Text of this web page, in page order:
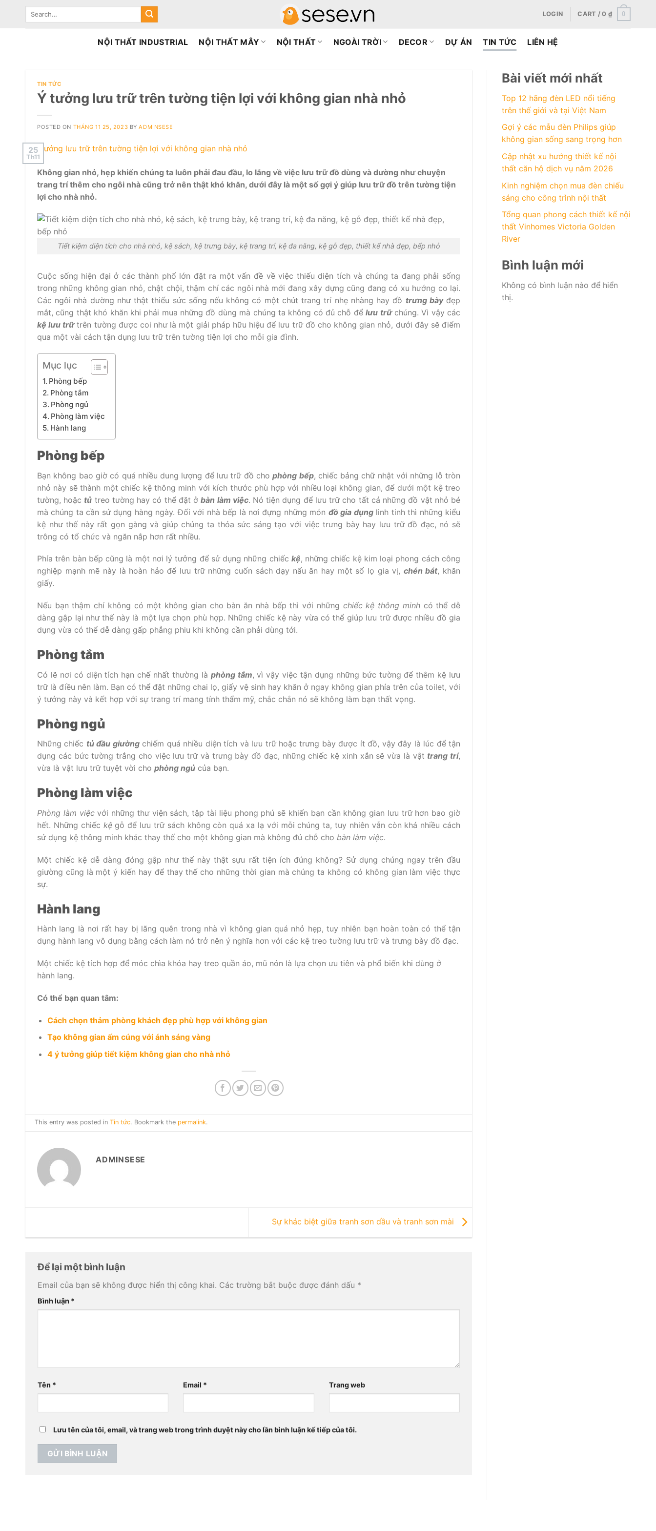
Search
LOGIN CART /0 ₫ 0
NỘI THẤT INDUSTRIAL NỘI THẤT MÂY NỘI THẤT NGOÀI TRỜI DECOR DỰ ÁN TIN TỨC LIÊN HỆ
TIN TỨC
Ý tưởng lưu trữ trên tường tiện lợi với không gian nhà nhỏ
POSTED ON THÁNG 11 25, 2023 BYADMINSESE
25
Th11
Không gian nhỏ, hẹp khiến chúng ta luôn phải đau đầu, lo lắng về việc lưu trữ đồ dùng và dường như chuyện
trang trí thêm cho ngôi nhà cũng trở nên thật khó khăn, dưới đây là một số gợi ý giúp lưu trữ đồ trên tường tiện
lợi cho nhà nhỏ.
Tiết kiệm diện tích cho nhà nhỏ, kệ sách, kệ trưng bày, kệ trang trí, kệ đa năng, kệ gỗ đẹp, thiết kế nhà đẹp, bếp nhỏ
Cuộc sống hiện đại ở các thành phố lớn đặt ra một vấn đề về việc thiếu diện tích và chúng ta đang phải sống
trong những không gian nhỏ, chật chội, thậm chí các ngôi nhà mới đang xây dựng cũng đang có xu hướng co lại.
Các ngôi nhà dường như thật thiếu sức sống nếu không có một chút trang trí nhẹ nhàng hay đồ trưng bàyđẹp
mắt, cũng thật khó khăn khi phải mua những đồ dùng mà chúng ta không có đủ chỗ đểlưu trữchúng. Vì vậy các
kệ lưu trữtrên tường được coi như là một giải pháp hữu hiệu để lưu trữ đồ cho không gian nhỏ, dưới đây sẽ điểm
qua một vài cách tận dụng lưu trữ trên tường tiện lợi cho mỗi gia đình.
Mục lục
Phòng bếp
Phòng tắm
Phòng ngủ
Phòng làm việc
Hành lang
Phòng bếp
Bạn không bao giờ có quá nhiều dung lượng để lưu trữ đồ chophòng bếp, chiếc bảng chữ nhật với những lỗ tròn
nhỏ này sẽ thành một chiếc kệ thông minh với kích thước phù hợp với nhiều loại không gian, để dưới một kệ treo
tường, hoặc tủ treo tường hay có thể đặt ởbàn làm việc. Nó tiện dụng để lưu trữ cho tất cả những đồ vật nhỏ bé
mà chúng ta cần sử dụng hàng ngày. Đối với nhà bếp là nơi đựng những món đồ gia dụnglinh tinh thì những kiểu
kệ như thế này rất gọn gàng và giúp chúng ta thỏa sức sáng tạo với việc trưng bày hay lưu trữ đồ đạc, nó sẽ
trông có tổ chức và ngăn nắp hơn rất nhiều.
Phía trên bàn bếp cũng là một nơi lý tưởng để sử dụng những chiếc kệ, những chiếc kệ kim loại phong cách công
nghiệp mạnh mẽ này là hoàn hảo để lưu trữ những cuốn sách dạy nấu ăn hay một số lọ gia vị, chén bát, khăn
giấy.
Nếu bạn thậm chí không có một không gian cho bàn ăn nhà bếp thì với những chiếc kệ thông minhcó thể dễ
dàng gập lại như thế này là một lựa chọn phù hợp. Những chiếc kệ này vừa có thể giúp lưu trữ được nhiều đồ gia
dụng vừa có thể dễ dàng gấp phẳng phiu khi không cần phải dùng tới.
Phòng tắm
Có lẽ nơi có diện tích hạn chế nhất thường là phòng tắm, vì vậy việc tận dụng những bức tường để thêm kệ lưu
trữ là điều nên làm. Bạn có thể đặt những chai lọ, giấy vệ sinh hay khăn ở ngay không gian phía trên của toilet, với
ý tưởng này và kết hợp với sự trang trí mang tính thẩm mỹ, chắc chắn nó sẽ không làm bạn thất vọng.
Phòng ngủ
Những chiếc tủ đầu giườngchiếm quá nhiều diện tích và lưu trữ hoặc trưng bày được ít đồ, vậy đây là lúc để tận
dụng các bức tường trắng cho việc lưu trữ và trưng bày đồ đạc, những chiếc kệ xinh xắn sẽ vừa là vật trang trí,
vừa là vật lưu trữ tuyệt vời cho phòng ngủ của bạn.
Phòng làm việc
Phòng làm việcvới những thư viện sách, tập tài liệu phong phú sẽ khiến bạn cần không gian lưu trữ hơn bao giờ
hết. Những chiếc kệ gỗ để lưu trữ sách không còn quá xa lạ với mỗi chúng ta, tuy nhiên vẫn còn khá nhiều cách
sử dụng kệ thông minh khác thay thế cho một không gian mà không đủ chỗ cho bàn làm việc.
Một chiếc kệ dễ dàng đóng gập như thế này thật sựu rất tiện ích đúng không? Sử dụng chúng ngay trên đầu
giường cũng là một ý kiến hay để thay thế cho những thời gian mà chúng ta không có không gian làm việc thực
sự.
Hành lang
Hành lang là nơi rất hay bị lãng quên trong nhà vì không gian quá nhỏ hẹp, tuy nhiên bạn hoàn toàn có thể tận
dụng hành lang vô dụng bằng cách làm nó trở nên ý nghĩa hơn với các kệ treo tường lưu trữ và trưng bày đồ đạc.
Một chiếc kệ tích hợp để móc chìa khóa hay treo quần áo, mũ nón là lựa chọn ưu tiên và phổ biến khi dùng ở
hành lang.
Có thể bạn quan tâm:
Cách chọn thảm phòng khách đẹp phù hợp với không gian
Tạo không gian ấm cúng với ánh sáng vàng
4 ý tưởng giúp tiết kiệm không gian cho nhà nhỏ
This entry was posted inTin tức. Bookmark the permalink.
ADMINSESE
Sự khác biệt giữa tranh sơn dầu và tranh sơn mài
Để lại một bình luận
Email của bạn sẽ không được hiển thị công khai. Các trường bắt buộc được đánh dấu *
Bình luận *
Tên * Email * Trang web
Lưu tên của tôi, email, và trang web trong trình duyệt này cho lần bình luận kế tiếp của tôi.
Bài viết mới nhất
Top 12 hãng đèn LED nổi tiếng
trên thế giới và tại Việt Nam
Gợi ý các mẫu đèn Philips giúp
không gian sống sang trọng hơn
Cập nhật xu hướng thiết kế nội
thất căn hộ dịch vụ năm 2026
Kinh nghiệm chọn mua đèn chiếu
sáng cho công trình nội thất
Tổng quan phong cách thiết kế nội
thất Vinhomes Victoria Golden
River
Bình luận mới
Không có bình luận nào để hiển
thị.